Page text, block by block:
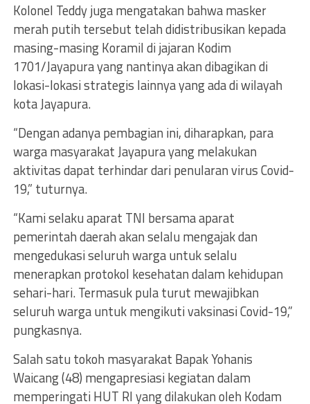
Kolonel Teddy juga mengatakan bahwa masker
merah putih tersebut telah didistribusikan kepada
masing-masing Koramil di jajaran Kodim
1701/Jayapura yang nantinya akan dibagikan di
lokasi-lokasi strategis lainnya yang ada di wilayah
kota Jayapura.
“Dengan adanya pembagian ini, diharapkan, para
warga masyarakat Jayapura yang melakukan
aktivitas dapat terhindar dari penularan virus Covid-
19,” tuturnya.
“Kami selaku aparat TNI bersama aparat
pemerintah daerah akan selalu mengajak dan
mengedukasi seluruh warga untuk selalu
menerapkan protokol kesehatan dalam kehidupan
sehari-hari. Termasuk pula turut mewajibkan
seluruh warga untuk mengikuti vaksinasi Covid-19,”
pungkasnya.
Salah satu tokoh masyarakat Bapak Yohanis
Waicang (48) mengapresiasi kegiatan dalam
memperingati HUT RI yang dilakukan oleh Kodam